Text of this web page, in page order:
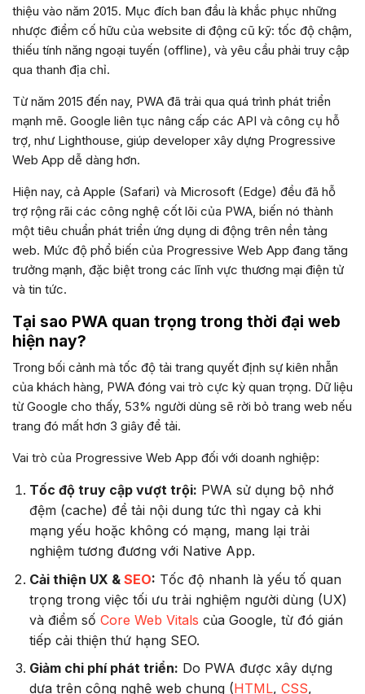
thiệu vào năm 2015. Mục đích ban đầu là khắc phục những
nhược điểm cố hữu của website di động cũ kỹ: tốc độ chậm,
thiếu tính năng ngoại tuyến (offline), và yêu cầu phải truy cập
qua thanh địa chỉ.
Từ năm 2015 đến nay, PWA đã trải qua quá trình phát triển
mạnh mẽ. Google liên tục nâng cấp các API và công cụ hỗ
trợ, như Lighthouse, giúp developer xây dựng Progressive
Web App dễ dàng hơn.
Hiện nay, cả Apple (Safari) và Microsoft (Edge) đều đã hỗ
trợ rộng rãi các công nghệ cốt lõi của PWA, biến nó thành
một tiêu chuẩn phát triển ứng dụng di động trên nền tảng
web. Mức độ phổ biến của Progressive Web App đang tăng
trưởng mạnh, đặc biệt trong các lĩnh vực thương mại điện tử
và tin tức.
Tại sao PWA quan trọng trong thời đại web
hiện nay?
Trong bối cảnh mà tốc độ tải trang quyết định sự kiên nhẫn
của khách hàng, PWA đóng vai trò cực kỳ quan trọng. Dữ liệu
từ Google cho thấy, 53% người dùng sẽ rời bỏ trang web nếu
trang đó mất hơn 3 giây để tải.
Vai trò của Progressive Web App đối với doanh nghiệp:
Tốc độ truy cập vượt trội: PWA sử dụng bộ nhớ
đệm (cache) để tải nội dung tức thì ngay cả khi
mạng yếu hoặc không có mạng, mang lại trải
nghiệm tương đương với Native App.
Cải thiện UX & SEO: Tốc độ nhanh là yếu tố quan
trọng trong việc tối ưu trải nghiệm người dùng (UX)
và điểm số Core Web Vitals của Google, từ đó gián
tiếp cải thiện thứ hạng SEO.
Giảm chi phí phát triển: Do PWA được xây dựng
dựa trên công nghệ web chung (HTML, CSS,